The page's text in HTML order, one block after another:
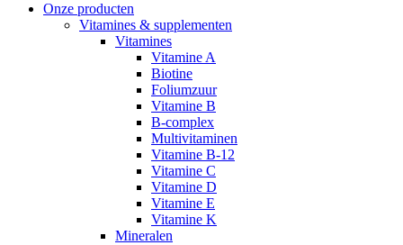
Onze producten
Vitamines & supplementen
Vitamines
Vitamine A
Biotine
Foliumzuur
Vitamine B
B-complex
Multivitaminen
Vitamine B-12
Vitamine C
Vitamine D
Vitamine E
Vitamine K
Mineralen